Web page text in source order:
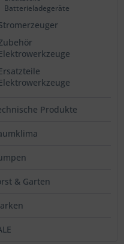
Batterieladegeräte
Produkte
& Garten